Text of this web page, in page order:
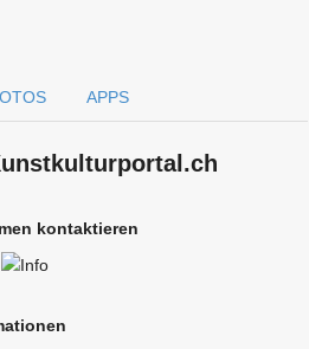
APPS
kontaktieren